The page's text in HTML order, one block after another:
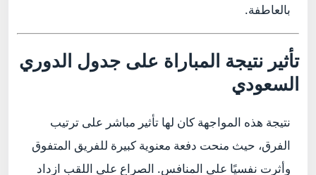
بالعاطفة.
تأثير نتيجة المباراة على جدول الدوري
السعودي
نتيجة هذه المواجهة كان لها تأثير مباشر على ترتيب
الفرق، حيث منحت دفعة معنوية كبيرة للفريق المتفوق
وأثرت نفسيًا على المنافس. الصراع على اللقب ازداد